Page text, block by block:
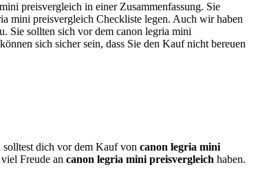
preisvergleich in einer Zusammenfassung. Sie
mini preisvergleich Checkliste legen. Auch wir haben
Sie sollten sich vor dem canon legria mini
sich sicher sein, dass Sie den Kauf nicht bereuen
dich vor dem Kauf von canon legria mini
Freude an canon legria mini preisvergleich haben.